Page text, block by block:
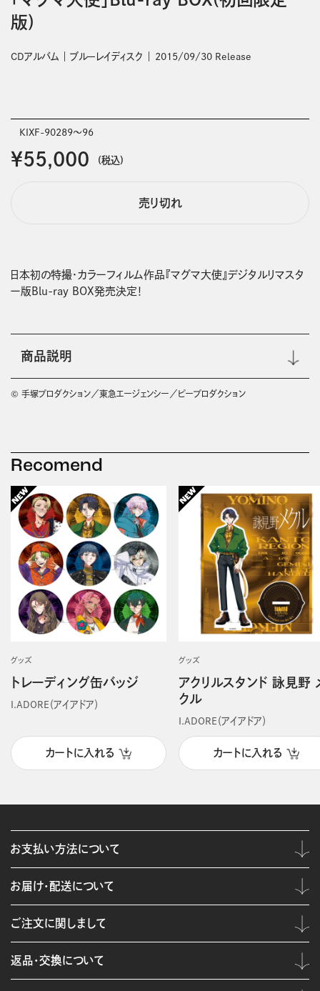
版)
CDアルバム ブルーレイディスク 2015/09/30 Release
KIXF-90289～96
￥55,000 (税込)
売り切れ
日本初の特撮・カラーフィルム作品『マグマ大使』デジタルリマスタ
ー版Blu-ray BOX発売決定！
商品説明
© 手塚プロダクション／東急エージェンシー／ピープロダクション
Recomend
グッズ
トレーディング缶バッジ
I.ADORE（アイアドア）
カートに入れる
グッズ
アクリルスタンド 詠見野
クル
I.ADORE（アイアドア）
カートに入れる
お支払い方法について
お届け・配送について
ご注文に関しまして
返品・交換について